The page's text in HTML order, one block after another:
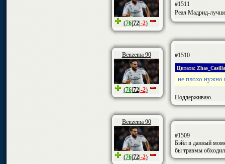
(76|72|-2)
#1511
Реал Мадрид-
Benzema 90
(76|72|-2)
#1510
Цитата:
не плохо нужно
Поддерживаю.
Benzema 90
(76|72|-2)
#1509
Бэйл в данный
бы травмы